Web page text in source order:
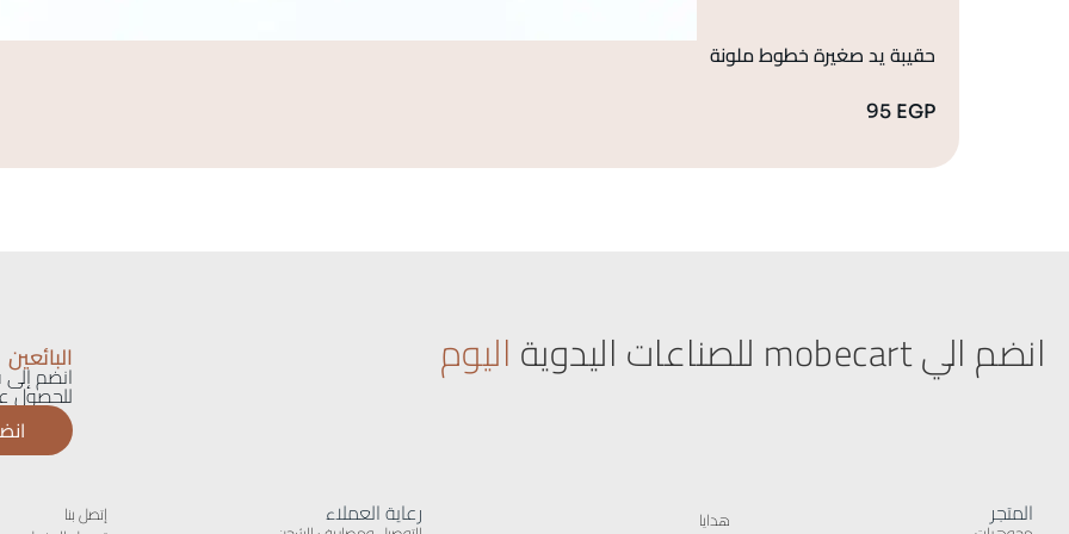
حقيبة يد صغيرة خطوط ملونة
95 EGP
انضم الي mobecart للصناعات اليدوية اليوم البائعين
انضم إلى
للحصول
المتجر هدايا رعاية العملاء إتصل بنا